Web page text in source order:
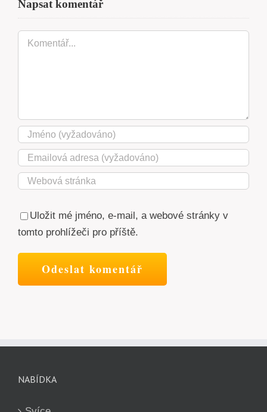
Napsat komentář
Komentář
Uložit mé jméno, e-mail, a webové stránky v
tomto prohlížeči pro příště.
NABÍDKA